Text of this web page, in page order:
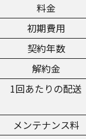
料金
初期費用
契約年数
解約金
1回あたりの配送
メンテナンス料